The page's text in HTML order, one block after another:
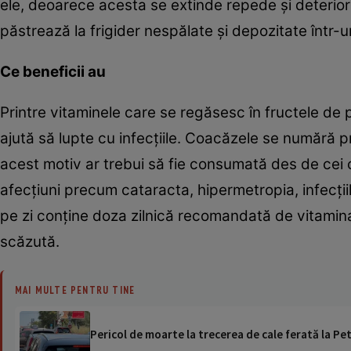
ele, deoarece acesta se extinde repede şi
păstrează la frigider nespălate şi depozitate într-
Ce beneficii au
Printre vitaminele care se regăsesc în fructele de
ajută să lupte cu infecţiile. Coacăzele se numără
acest motiv ar trebui să fie consumată des de
afecţiuni precum cataracta, hipermetropia,
pe zi conţine doza zilnică recomandată de
scăzută.
MAI MULTE PENTRU TINE
Pericol de moarte la trecerea de cale ferată la